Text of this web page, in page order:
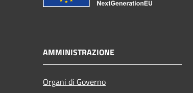
AMMINISTRAZIONE
Organi di Governo